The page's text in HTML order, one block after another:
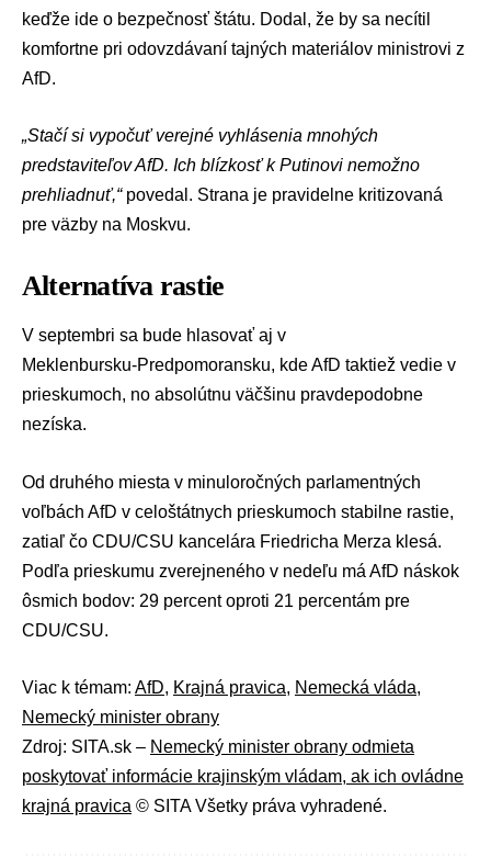
keďže ide o bezpečnosť štátu. Dodal, že by sa necítil
komfortne pri odovzdávaní tajných materiálov ministrovi z
AfD.
„Stačí si vypočuť verejné vyhlásenia mnohých
predstaviteľov AfD. Ich blízkosť k Putinovi nemožno
prehliadnuť,“povedal. Strana je pravidelne kritizovaná
pre väzby na Moskvu.
Alternatíva rastie
V septembri sa bude hlasovať aj v
Meklenbursku‑Predpomoransku, kde AfD taktiež vedie v
prieskumoch, no absolútnu väčšinu pravdepodobne
nezíska.
Od druhého miesta v minuloročných parlamentných
voľbách AfD v celoštátnych prieskumoch stabilne rastie,
zatiaľ čo CDU/CSU kancelára Friedricha Merza klesá.
Podľa prieskumu zverejneného v nedeľu má AfD náskok
ôsmich bodov: 29 percent oproti 21 percentám pre
CDU/CSU.
Viac k témam: AfD, Krajná pravica, Nemecká vláda,
Nemecký minister obrany
Zdroj: SITA.sk – Nemecký minister obrany odmieta
poskytovať informácie krajinským vládam, ak ich ovládne
krajná pravica © SITA Všetky práva vyhradené.